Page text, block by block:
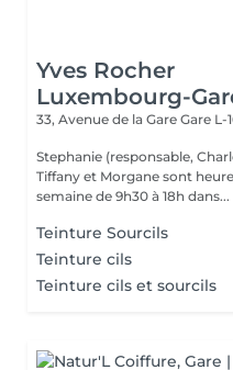
Yves Rocher
Luxembourg-
33, Avenue de la Gare Gare L-
Stephanie (responsable,
Tiffany et Morgane sont
semaine de 9h30 à 18h dans...
Teinture Sourcils
Teinture cils
Teinture cils et sourcils